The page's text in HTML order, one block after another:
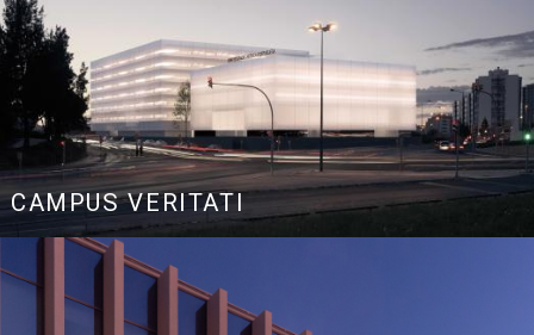
CAMPUS VERITATI